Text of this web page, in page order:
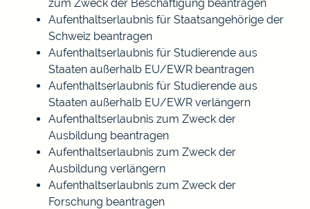
zum Zweck der Beschäftigung beantragen
Aufenthaltserlaubnis für Staatsangehörige der
Schweiz beantragen
Aufenthaltserlaubnis für Studierende aus
Staaten außerhalb EU/EWR beantragen
Aufenthaltserlaubnis für Studierende aus
Staaten außerhalb EU/EWR verlängern
Aufenthaltserlaubnis zum Zweck der
Ausbildung beantragen
Aufenthaltserlaubnis zum Zweck der
Ausbildung verlängern
Aufenthaltserlaubnis zum Zweck der
Forschung beantragen